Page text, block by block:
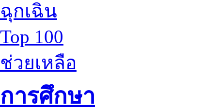
ฉุกเฉิน
Top 100
ช่วยเหลือ
การศึกษา